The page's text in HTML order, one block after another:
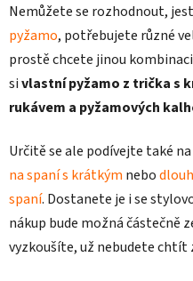
Nemůžete se rozhodnout,
pyžamo, potřebujete různé
prostě chcete jinou
sivlastní pyžamo z trička s
rukávem a pyžamových
Určitě se ale podívejte také
na spaní s krátkým nebo
spaní. Dostanete je i se
nákup bude možná částečně
vyzkoušíte, už nebudete chtít